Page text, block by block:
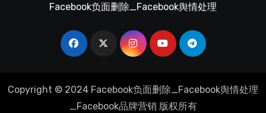
Facebook负面删除_Facebook舆情处理
Copyright © 2024 Facebook负面删除_Facebook舆情处理
_Facebook品牌营销 版权所有